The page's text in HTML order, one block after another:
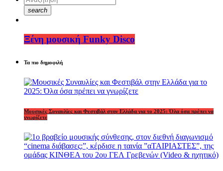
search
Ξένη μουσική Funky Disco
Τα πιο δημοφιλή
Μουσικές Συναυλίες και Φεστιβάλ στην Ελλάδα για το 2025: Όλα όσα πρέπει να
γνωρίζετε